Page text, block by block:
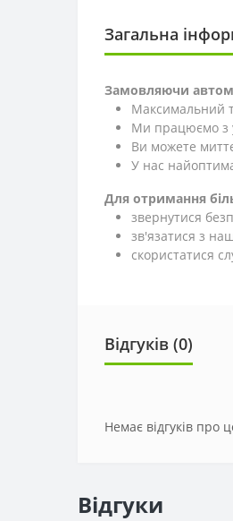
Загальна
Замовляючи
Максимальний
Ми працюємо з
Ви можете
У нас
Для отримання
звернутися
зв'язатися з
скористатися
Відгуків (0)
Немає відгуків про
Відгуки